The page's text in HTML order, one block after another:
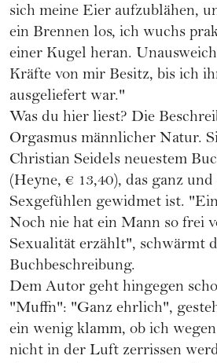
sich meine Eier aufzublähen,
ein Brennen los, ich wuchs
einer Kugel heran.
Kräfte von mir Besitz, bis ich
ausgeliefert war."
Was du hier liest? Die
Orgasmus männlicher Natur.
Christian Seidels neuestem
(Heyne, € 13,40), das ganz und
Sexgefühlen gewidmet ist.
Noch nie hat ein Mann so frei
Sexualität erzählt", schwärmt
Buchbeschreibung.
Dem Autor geht hingegen
"Muffn": "Ganz ehrlich",
ein wenig klamm, ob ich
nicht in der Luft zerrissen